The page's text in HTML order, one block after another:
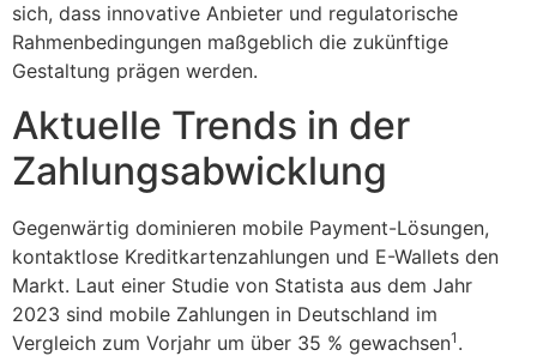
sich, dass innovative Anbieter und regulatorische
Rahmenbedingungen maßgeblich die zukünftige
Gestaltung prägen werden.
Aktuelle Trends in der
Zahlungsabwicklung
Gegenwärtig dominieren mobile Payment-Lösungen,
kontaktlose Kreditkartenzahlungen und E-Wallets den
Markt. Laut einer Studie von Statista aus dem Jahr
2023 sind mobile Zahlungen in Deutschland im
Vergleich zum Vorjahr um über 35 % gewachsen1 .